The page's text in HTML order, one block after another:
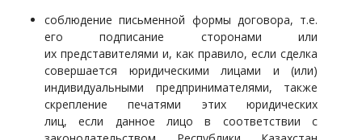
соблюдение письменной формы договора, т.е.
его подписание сторонами или
их представителями и, как правило, если сделка
совершается юридическими лицами и (или)
индивидуальными предпринимателями, также
скрепление печатями этих юридических
лиц, если данное лицо в соответствии с